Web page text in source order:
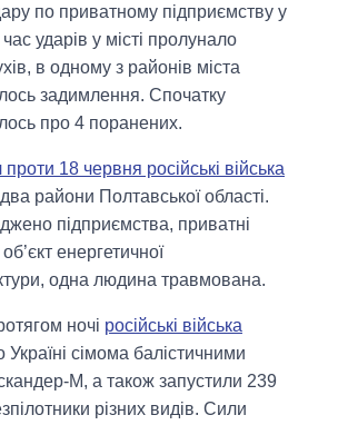
по приватному підприємству у
ударів у місті пролунало
в одному з районів міста
задимлення. Спочатку
про 4 поранених.
проти 18 червня російські війська
райони Полтавської області.
підприємства, приватні
енергетичної
одна людина травмована.
ночі російські війська
Україні сімома балістичними
М, а також запустили 239
різних видів. Сили